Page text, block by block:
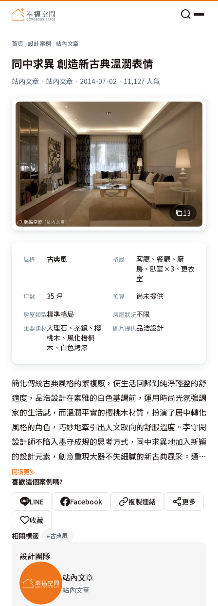
首頁 設計案例 站內文章
同中求異 創造新古典溫潤表情
站內文章 · 站內文章 · 2014-07-02 · 11,127 人氣
13
風格 古典風 格局
客廳、餐廳、廚
房、臥室×3、更衣
室
坪數 35 坪 預算 尚未提供
房屋類型標準格局 房屋狀況不限
主要建材大理石、茶鏡、櫻
桃木、風化梧桐
木、白色烤漆
圖片提供品浩設計
簡化傳統古典風格的繁複感，使生活回歸到純淨輕盈的舒
適度，品浩設計在素雅的白色基調前，運用時尚光氛強調
家的生活感，而溫潤平實的櫻桃木材質，扮演了居中轉化
風格的角色，巧妙地牽引出人文取向的舒服溫度。李守閎
設計師不陷入墨守成規的思考方式，同中求異地加入新穎
的設計元素，創意重現大器不失細膩的新古典風采。通往
房間的廊道，成為客廳和餐廳之間的隱形界線，視覺上形
成全然開放的型態，創造出開闊不受拘束的空間感。
閱讀更多
喜歡這個案例嗎?
LINE Facebook 複製連結
更多
收藏
相關標籤
#古典風
設計團隊
站內文章
站內文章